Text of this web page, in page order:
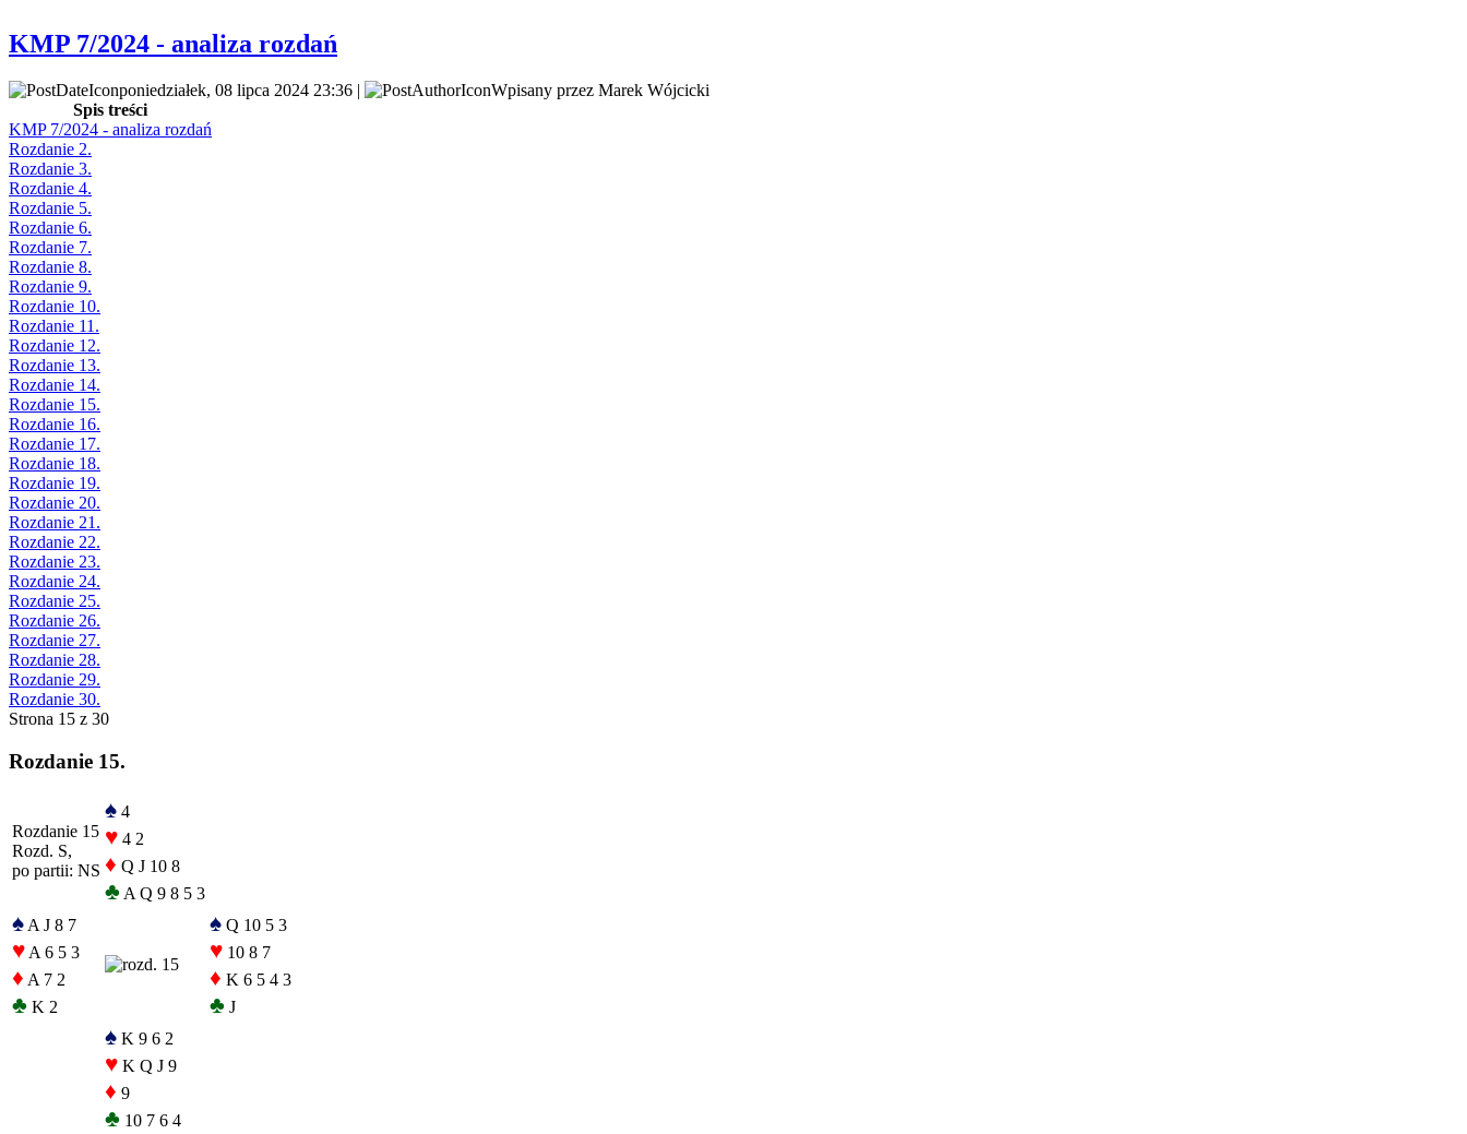
KMP 7/2024 - analiza rozdań
poniedziałek, 08 lipca 2024 23:36 |
Wpisany przez Marek Wójcicki
Spis treści
KMP 7/2024 - analiza rozdań
Rozdanie 2.
Rozdanie 3.
Rozdanie 4.
Rozdanie 5.
Rozdanie 6.
Rozdanie 7.
Rozdanie 8.
Rozdanie 9.
Rozdanie 10.
Rozdanie 11.
Rozdanie 12.
Rozdanie 13.
Rozdanie 14.
Rozdanie 15.
Rozdanie 16.
Rozdanie 17.
Rozdanie 18.
Rozdanie 19.
Rozdanie 20.
Rozdanie 21.
Rozdanie 22.
Rozdanie 23.
Rozdanie 24.
Rozdanie 25.
Rozdanie 26.
Rozdanie 27.
Rozdanie 28.
Rozdanie 29.
Rozdanie 30.
Strona 15 z 30
Rozdanie 15.
Rozdanie 15
Rozd. S,
po partii: NS
♠ 4
♥ 4 2
♦ Q J 10 8
♣ A Q 9 8 5 3
♠ A J 8 7
♥ A 6 5 3
♦ A 7 2
♣ K 2
♠ Q 10 5 3
♥ 10 8 7
♦ K 6 5 4 3
♣ J
♠ K 9 6 2
♥ K Q J 9
♦ 9
♣ 10 7 6 4